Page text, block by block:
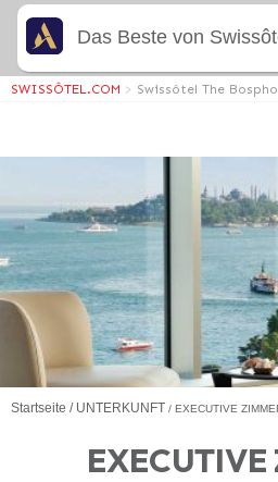
Startseite UNTERKUNFT EXECUTIVE
EXECUTIVE
SWISSÔTEL.COM > Swissôtel The
Das Beste von